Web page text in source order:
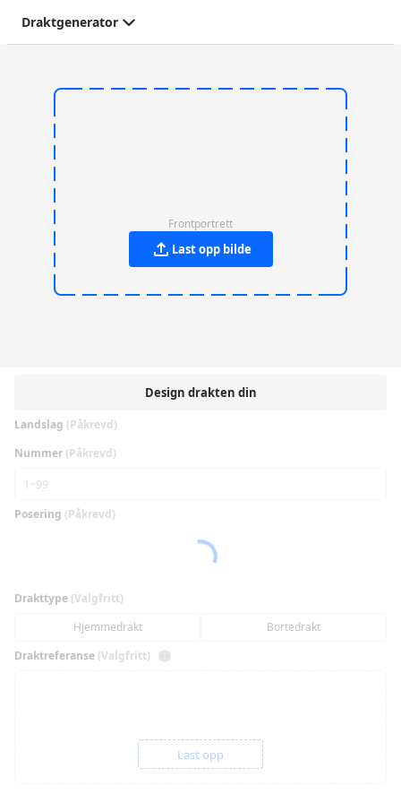
Draktgenerator
Design drakten din
Landslag (Påkrevd)
Nummer (Påkrevd)
Posering (Påkrevd)
Drakttype (Valgfritt)
Hjemmedrakt
Bortedrakt
Draktreferanse (Valgfritt)
Last opp
Frontportrett
Last opp bilde